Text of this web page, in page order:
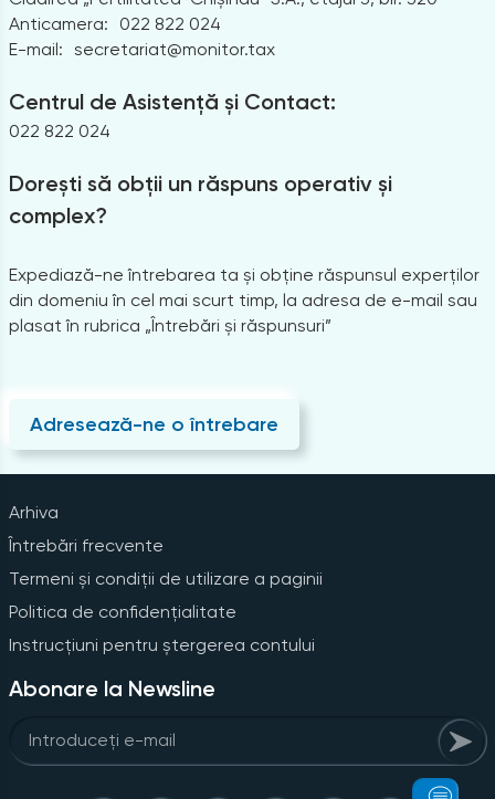
Anticamera:
022 822 024
E-mail: secretariat@monitor.tax
Centrul de Asistență și Contact:
022 822 024
Dorești să obții un răspuns operativ și
complex?
Expediază-ne întrebarea ta și obține răspunsul experților
din domeniu în cel mai scurt timp, la adresa de e-mail sau
plasat în rubrica „Întrebări și răspunsuri”
Adresează-ne o întrebare
Arhiva
Întrebări frecvente
Termeni și condiții de utilizare a paginii
Politica de confidențialitate
Instrucțiuni pentru ștergerea contului
Abonare la Newsline